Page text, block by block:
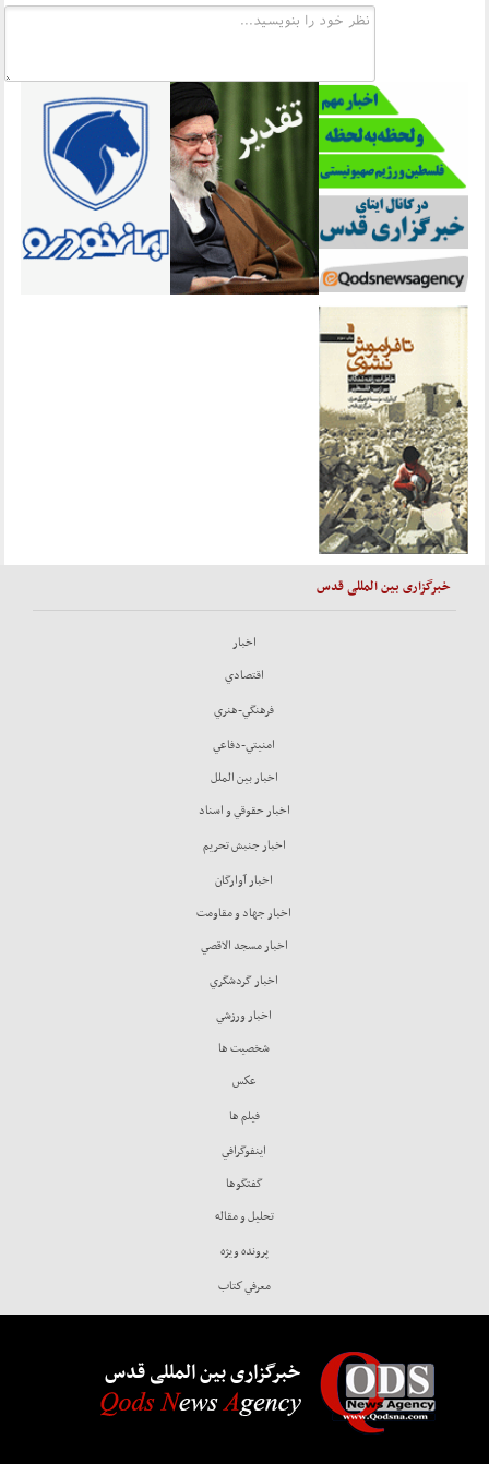
خبرگزاری بین المللی قدس
اخبار
اقتصادي
فرهنگي-هنري
امنيتي-دفاعي
اخبار بين الملل
اخبار حقوقي و اسناد
اخبار جنبش تحريم
اخبار آوارگان
اخبار جهاد و مقاومت
اخبار مسجد الاقصي
اخبار گردشگري
اخبار ورزشي
شخصيت ها
عكس
فيلم ها
اينفوگرافي
گفتگوها
تحليل و مقاله
پرونده ويژه
معرفي كتاب
خبرگزاری بین المللی قدس